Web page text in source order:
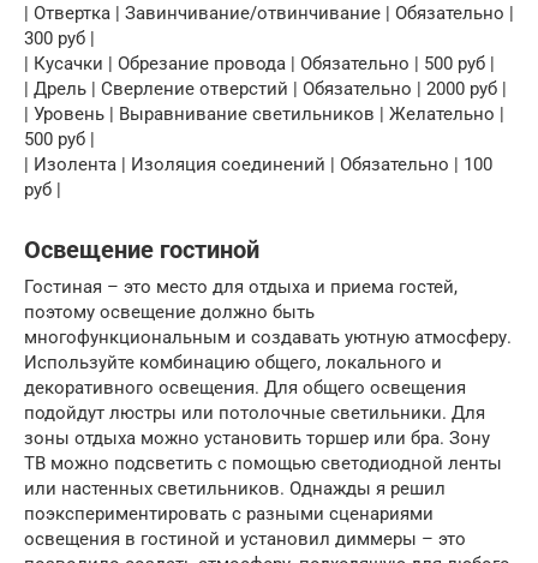
| Отвертка | Завинчивание/отвинчивание | Обязательно |
300 руб |
| Кусачки | Обрезание провода | Обязательно | 500 руб |
| Дрель | Сверление отверстий | Обязательно | 2000 руб |
| Уровень | Выравнивание светильников | Желательно |
500 руб |
| Изолента | Изоляция соединений | Обязательно | 100
руб |
Освещение гостиной
Гостиная – это место для отдыха и приема гостей,
поэтому освещение должно быть
многофункциональным и создавать уютную атмосферу.
Используйте комбинацию общего, локального и
декоративного освещения. Для общего освещения
подойдут люстры или потолочные светильники. Для
зоны отдыха можно установить торшер или бра. Зону
ТВ можно подсветить с помощью светодиодной ленты
или настенных светильников. Однажды я решил
поэкспериментировать с разными сценариями
освещения в гостиной и установил диммеры – это